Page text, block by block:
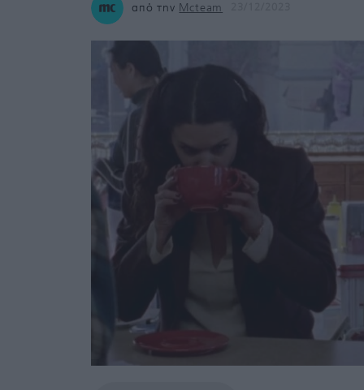
από την Mcteam